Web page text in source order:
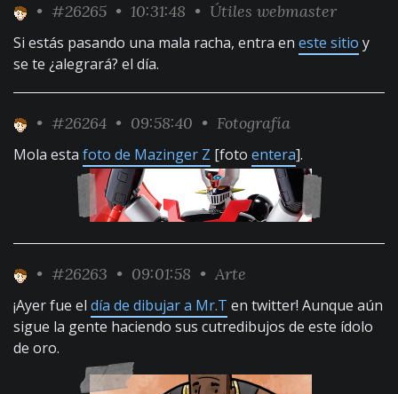
• #26265 • 10:31:48 • Útiles webmaster
Si estás pasando una mala racha, entra en este sitio y
se te ¿alegrará? el día.
• #26264 • 09:58:40 • Fotografía
Mola esta foto de Mazinger Z [foto entera].
• #26263 • 09:01:58 • Arte
¡Ayer fue el día de dibujar a Mr.T en twitter! Aunque aún
sigue la gente haciendo sus cutredibujos de este ídolo
de oro.